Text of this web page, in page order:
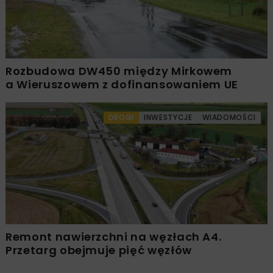
Rozbudowa DW450 między Mirkowem
a Wieruszowem z dofinansowaniem UE
DROGI INWESTYCJE WIADOMOŚCI
Remont nawierzchni na węzłach A4.
Przetarg obejmuje pięć węzłów